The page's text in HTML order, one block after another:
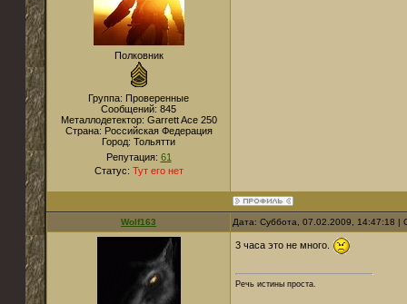
Полковник
Группа: Проверенные
Сообщений: 845
Металлодетектор: Garrett Ace 250
Страна: Российская Федерация
Город: Тольятти
Репутация: 61
Статус: Тут его нет
Wolf163 Дата: Суббота, 07.02.2009, 14:47:18
3 часа это не много.
Речь истины проста.